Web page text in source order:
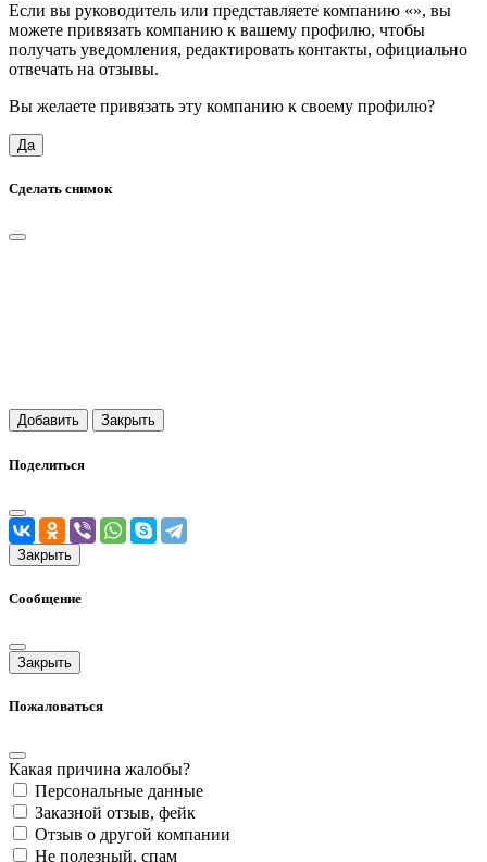
Если вы руководитель или представляете компанию «», вы
можете привязать компанию к вашему профилю, чтобы
получать уведомления, редактировать контакты, официально
отвечать на отзывы.
Вы желаете привязать эту компанию к своему профилю?
Да
Сделать снимок
Добавить Закрыть
Поделиться
Закрыть
Сообщение
Закрыть
Пожаловаться
Какая причина жалобы?
Персональные данные
Заказной отзыв, фейк
Отзыв о другой компании
Не полезный, спам